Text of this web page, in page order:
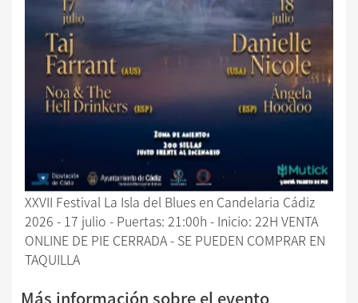
XXVII Festival La Isla del Blues en Candelaria Cádiz
2026 - 17 julio - Puertas: 21:00h - Inicio: 22H VENTA
ONLINE DE PIE CERRADA - SE PUEDEN COMPRAR EN
TAQUILLA
Más información sobre el evento